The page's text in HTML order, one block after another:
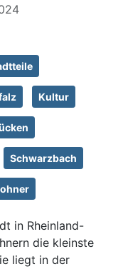
Kultur
Schwarzbach
in Rheinland-
die kleinste
liegt in der